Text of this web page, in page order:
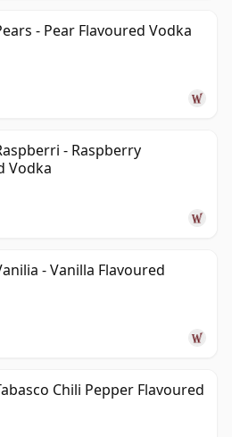
- Pear Flavoured Vodka
- Raspberry
Vodka
- Vanilla Flavoured
Chili Pepper Flavoured